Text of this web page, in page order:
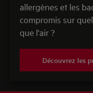
allergènes et les
compromis sur
que l'air ?
Découvrez les